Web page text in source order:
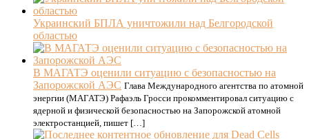
Украинский БПЛА уничтожили над Белгородской
областью
В МАГАТЭ оценили ситуацию с безопасностью на
Запорожской АЭС Глава Международного агентства по атомной
энергии (МАГАТЭ) Рафаэль Гросси прокомментировал ситуацию с
ядерной и физической безопасностью на Запорожской атомной
электростанцией, пишет […]